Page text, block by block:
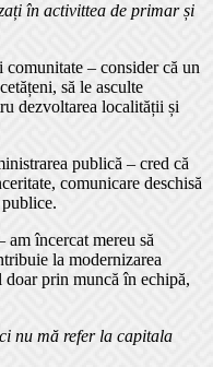
în activittea de primar și
comunitate – consider că un
să le asculte
dezvoltarea localității și
publică – cred că
comunicare deschisă
încercat mereu să
la modernizarea
prin muncă în echipă,
nu mă refer la capitala